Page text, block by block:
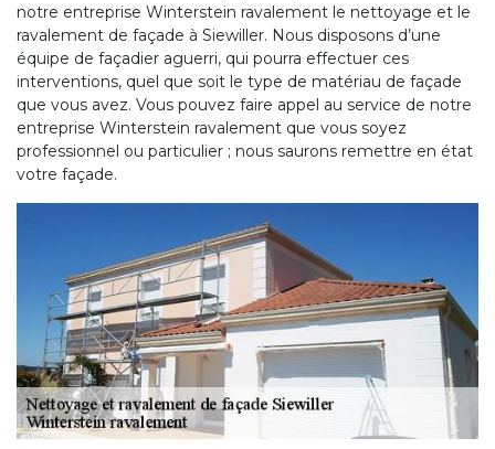
notre entreprise Winterstein ravalement le nettoyage et le
ravalement de façade à Siewiller. Nous disposons d’une
équipe de façadier aguerri, qui pourra effectuer ces
interventions, quel que soit le type de matériau de façade
que vous avez. Vous pouvez faire appel au service de notre
entreprise Winterstein ravalement que vous soyez
professionnel ou particulier ; nous saurons remettre en état
votre façade.